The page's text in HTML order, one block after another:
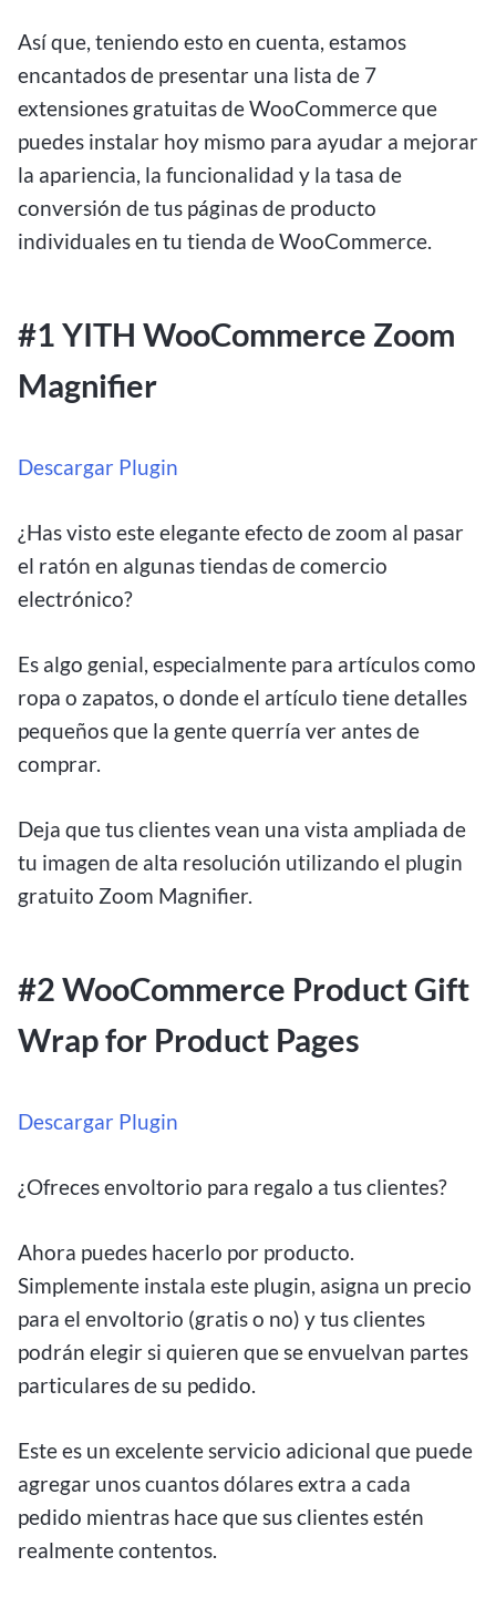
Así que, teniendo esto en cuenta, estamos
encantados de presentar una lista de 7
extensiones gratuitas de WooCommerce que
puedes instalar hoy mismo para ayudar a mejorar
la apariencia, la funcionalidad y la tasa de
conversión de tus páginas de producto
individuales en tu tienda de WooCommerce.
#1 YITH WooCommerce Zoom
Magnifier
Descargar Plugin
¿Has visto este elegante efecto de zoom al pasar
el ratón en algunas tiendas de comercio
electrónico?
Es algo genial, especialmente para artículos como
ropa o zapatos, o donde el artículo tiene detalles
pequeños que la gente querría ver antes de
comprar.
Deja que tus clientes vean una vista ampliada de
tu imagen de alta resolución utilizando el plugin
gratuito Zoom Magnifier.
#2 WooCommerce Product Gift
Wrap for Product Pages
Descargar Plugin
¿Ofreces envoltorio para regalo a tus clientes?
Ahora puedes hacerlo por producto.
Simplemente instala este plugin, asigna un precio
para el envoltorio (gratis o no) y tus clientes
podrán elegir si quieren que se envuelvan partes
particulares de su pedido.
Este es un excelente servicio adicional que puede
agregar unos cuantos dólares extra a cada
pedido mientras hace que sus clientes estén
realmente contentos.